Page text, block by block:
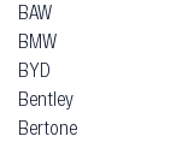
BAW
BMW
BYD
Bentley
Bertone